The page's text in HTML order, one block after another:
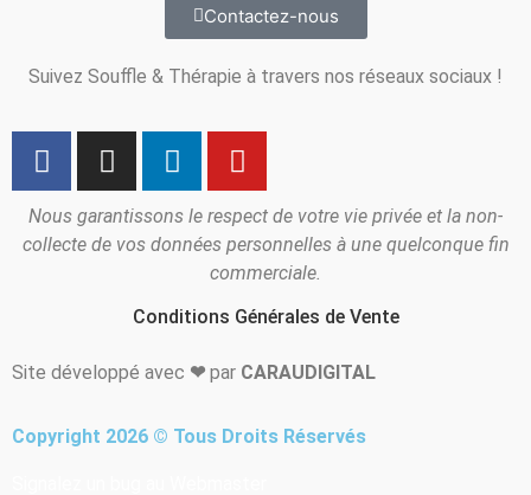
Contactez-nous
Suivez Souffle & Thérapie à travers nos réseaux sociaux !
Nous garantissons le respect de votre vie privée et la non-
collecte de vos données personnelles à une quelconque fin
commerciale.
Conditions Générales de Vente
Site développé avec ❤ par CARAUDIGITAL
Copyright 2026 © Tous Droits Réservés